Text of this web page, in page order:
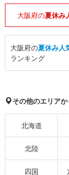
大阪府の夏休み
大阪府の夏休み人
ランキング
その他のエリア
北海道
北陸
四国